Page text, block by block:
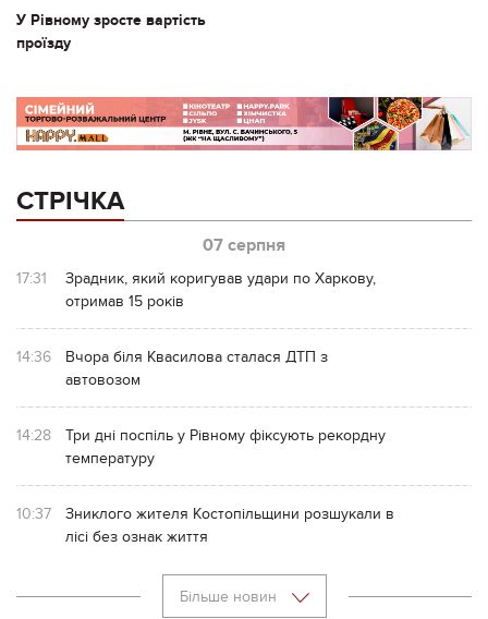
У Рівному зросте вартість
проїзду
СТРІЧКА
07 серпня
17:31
Зрадник, який коригував удари по Харкову,
отримав 15 років
14:36
Вчора біля Квасилова сталася ДТП з
автовозом
14:28
Три дні поспіль у Рівному фіксують рекордну
температуру
10:37
Зниклого жителя Костопільщини розшукали в
лісі без ознак життя
Більше новин